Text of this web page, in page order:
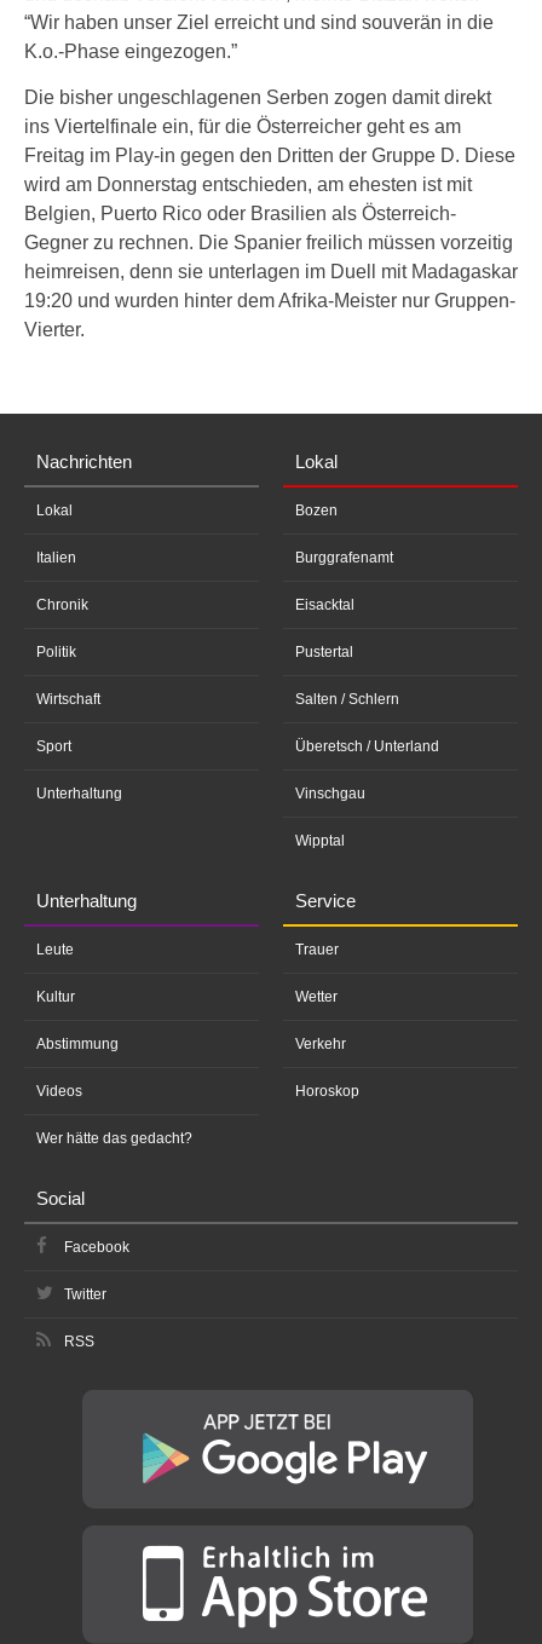
“Wir haben unser Ziel erreicht und sind souverän in die
K.o.-Phase eingezogen.”
Die bisher ungeschlagenen Serben zogen damit direkt
ins Viertelfinale ein, für die Österreicher geht es am
Freitag im Play-in gegen den Dritten der Gruppe D. Diese
wird am Donnerstag entschieden, am ehesten ist mit
Belgien, Puerto Rico oder Brasilien als Österreich-
Gegner zu rechnen. Die Spanier freilich müssen vorzeitig
heimreisen, denn sie unterlagen im Duell mit Madagaskar
19:20 und wurden hinter dem Afrika-Meister nur Gruppen-
Vierter.
Nachrichten
Lokal
Italien
Chronik
Politik
Wirtschaft
Sport
Unterhaltung
Lokal
Bozen
Burggrafenamt
Eisacktal
Pustertal
Salten / Schlern
Überetsch / Unterland
Vinschgau
Wipptal
Unterhaltung
Leute
Kultur
Abstimmung
Videos
Wer hätte das gedacht?
Service
Trauer
Wetter
Verkehr
Horoskop
Social
Facebook
Twitter
RSS